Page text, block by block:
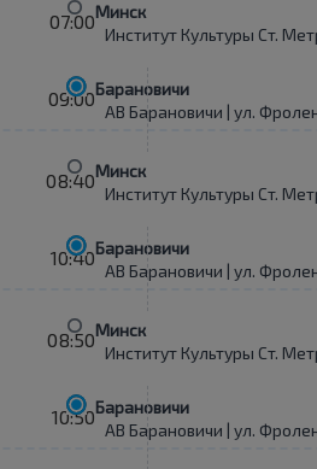
07:00Минск
Институт Культуры Ст.
09:00Барановичи
АВ Барановичи | ул.
08:40Минск
Институт Культуры Ст.
10:40Барановичи
АВ Барановичи | ул.
08:50Минск
Институт Культуры Ст.
10:50Барановичи
АВ Барановичи | ул.